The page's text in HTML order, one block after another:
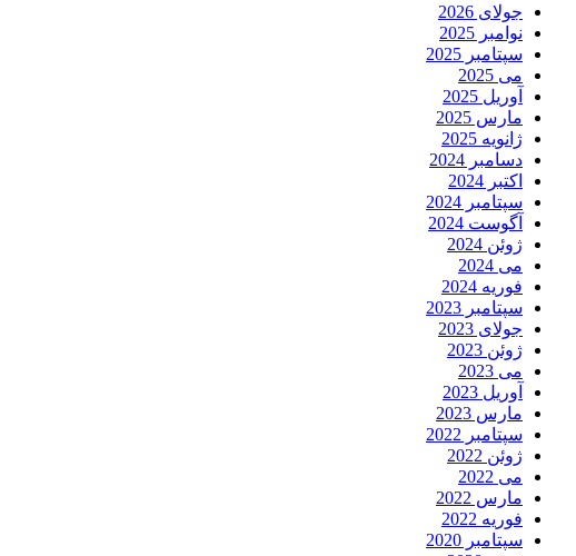
جولای 2026
نوامبر 2025
سپتامبر 2025
می 2025
آوریل 2025
مارس 2025
ژانویه 2025
دسامبر 2024
اکتبر 2024
سپتامبر 2024
آگوست 2024
ژوئن 2024
می 2024
فوریه 2024
سپتامبر 2023
جولای 2023
ژوئن 2023
می 2023
آوریل 2023
مارس 2023
سپتامبر 2022
ژوئن 2022
می 2022
مارس 2022
فوریه 2022
سپتامبر 2020